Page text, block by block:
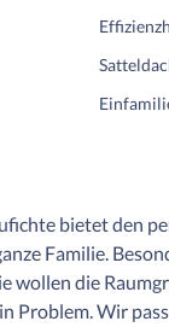
bietet den
Familie.
wollen die
Problem. Wir